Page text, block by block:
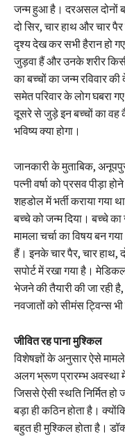
जन्म हुआ है। दरअसल दोनों
दो सिर, चार हाथ और चार
दृश्य देख कर सभी हैरान हो
जुड़वा हैं और उनके शरीर
का बच्चों का जन्म रविवार
समेत परिवार के लोग घबरा
दूसरे से जुड़े इन बच्चों का वह
भविष्य क्या होगा।
जानकारी के मुताबिक,
पत्नी वर्षा को प्रसव पीड़ा
शहडोल में भर्ती कराया गया
बच्चे को जन्म दिया। बच्चे
मामला चर्चा का विषय बन
हैं। इनके चार पैर, चार
सपोर्ट में रखा गया है।
भेजने की तैयारी की जा रही
नवजातों को सीमंस ट्विन्स
जीवित रह पाना मुश्किल
विशेषज्ञों के अनुसार ऐसे
अलग भ्रूण प्रारम्भ अवस्था
जिससे ऐसी स्थति निर्मित
बड़ा ही कठिन होता है।
बहुत ही मुश्किल होता है।